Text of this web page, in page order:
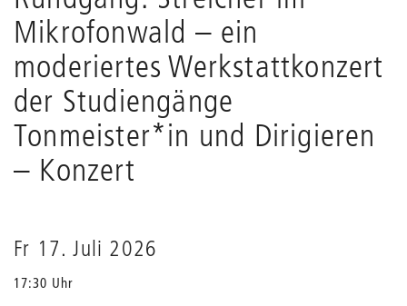
auf
der
Webseite
im
Mikrofonwald
–
ein
moderiertes
Werkstattkonzert
der
Studiengänge
Tonmeister*in
und
Mikrofonwald – ein
moderiertes Werkstattkonzert
der Studiengänge
Tonmeister*in und Dirigieren
– Konzert
Fr 17. Juli 2026
17:30 Uhr